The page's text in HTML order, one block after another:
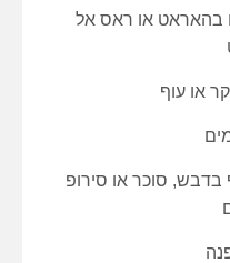
בהאראט או ראס אל
בדבש, סוכר או סירופ